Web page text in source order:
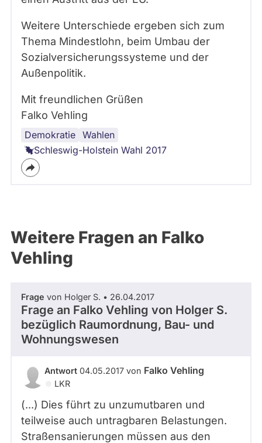
Weitere Unterschiede ergeben sich zum
Thema Mindestlohn, beim Umbau der
Sozialversicherungssysteme und der
Außenpolitik.
Mit freundlichen Grüßen
Falko Vehling
Demokratie Wahlen
Oppositionsparteien
AfD
Landtagswahl
Parteien
Schleswig-Holstein Wahl 2017
Weitere Fragen an Falko
Vehling
Frage von Holger S. • 26.04.2017
Frage an Falko Vehling von Holger S.
bezüglich Raumordnung, Bau- und
Wohnungswesen
Antwort 04.05.2017 von Falko Vehling
LKR
(...) Dies führt zu unzumutbaren und
teilweise auch untragbaren Belastungen.
Straßensanierungen müssen aus den